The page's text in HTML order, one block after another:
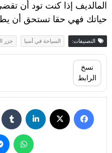
المالديف إذا كنت تود أن
حياتك فهي حقا تستحق أن
التصنيفات: السياحة في أسيا جزر
نسخ
الرابط